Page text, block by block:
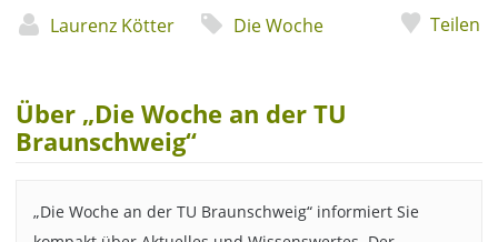
Laurenz Kötter Die Woche Teilen
Über „Die Woche an der TU
Braunschweig“
„Die Woche an der TU Braunschweig“ informiert Sie